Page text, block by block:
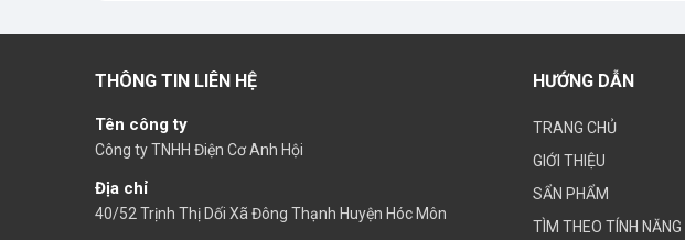
THÔNG TIN LIÊN HỆ
Tên công ty
Công ty TNHH Điện Cơ Anh Hội
Địa chỉ
40/52 Trịnh Thị Dối Xã Đông Thạnh Huyện Hóc Môn
HƯỚNG DẪN
TRANG CHỦ
GIỚI THIỆU
SẨN PHẨM
TÌM THEO TÍNH NĂNG